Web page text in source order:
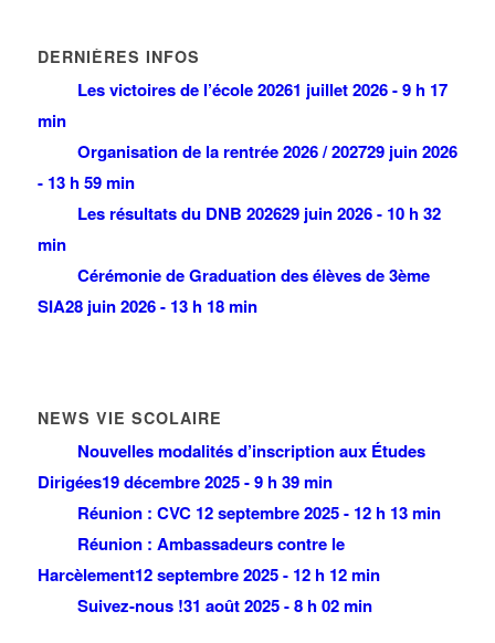
DERNIÈRES INFOS
Les victoires de l’école 20261 juillet 2026 - 9 h 17
min
Organisation de la rentrée 2026 / 202729 juin 2026
- 13 h 59 min
Les résultats du DNB 202629 juin 2026 - 10 h 32
min
Cérémonie de Graduation des élèves de 3ème
SIA28 juin 2026 - 13 h 18 min
NEWS VIE SCOLAIRE
Nouvelles modalités d’inscription aux Études
Dirigées19 décembre 2025 - 9 h 39 min
Réunion : CVC 12 septembre 2025 - 12 h 13 min
Réunion : Ambassadeurs contre le
Harcèlement12 septembre 2025 - 12 h 12 min
Suivez-nous !31 août 2025 - 8 h 02 min